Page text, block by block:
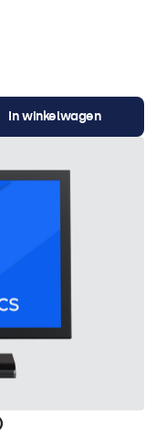
In winkelwagen